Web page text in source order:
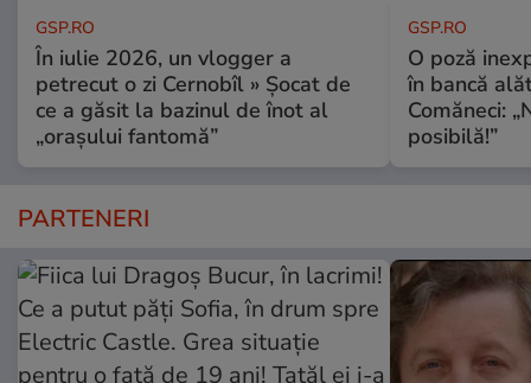
GSP.RO
În iulie 2026, un vlogger a
petrecut o zi Cernobîl » Șocat de
ce a găsit la bazinul de înot al
„orașului fantomă”
GSP.RO
O poză
în bancă
Comăneci:
posibilă!”
PARTENERI